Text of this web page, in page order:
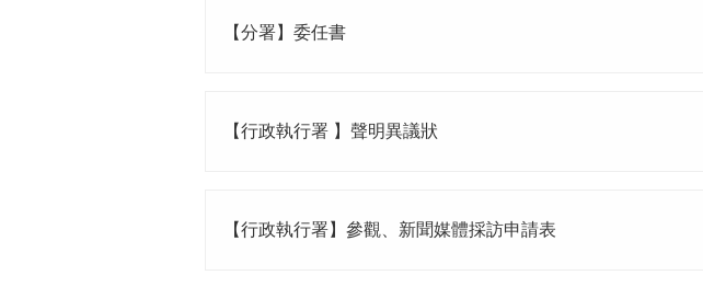
【分署】委任書
【行政執行署 】聲明異議狀
【行政執行署】參觀、新聞媒體採訪申請表